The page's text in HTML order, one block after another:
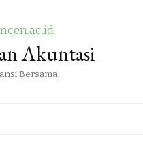
Akuntasi
Bersama!